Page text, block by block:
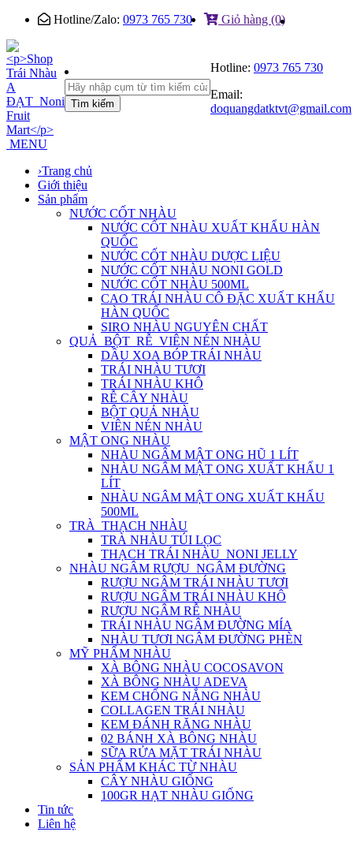
Hotline/Zalo: 0973 765 730 Giỏ hàng (0)
Tìm kiếm
Hotline: 0973 765 730
Email:
doquangdatktvt@gmail.com
MENU
›Trang chủ
Giới thiệu
Sản phẩm
NƯỚC CỐT NHÀU
NƯỚC CỐT NHÀU XUẤT KHẨU HÀN
QUỐC
NƯỚC CỐT NHÀU DƯỢC LIỆU
NƯỚC CỐT NHÀU NONI GOLD
NƯỚC CỐT NHÀU 500ML
CAO TRÁI NHÀU CÔ ĐẶC XUẤT KHẨU
HÀN QUỐC
SIRO NHÀU NGUYÊN CHẤT
QUẢ_BỘT_RỄ_VIÊN NÉN NHÀU
DẦU XOA BÓP TRÁI NHÀU
TRÁI NHÀU TƯƠI
TRÁI NHÀU KHÔ
RỄ CÂY NHÀU
BỘT QUẢ NHÀU
VIÊN NÉN NHÀU
MẬT ONG NHÀU
NHÀU NGÂM MẬT ONG HŨ 1 LÍT
NHÀU NGÂM MẬT ONG XUẤT KHẨU 1
LÍT
NHÀU NGÂM MẬT ONG XUẤT KHẨU
500ML
TRÀ_THẠCH NHÀU
TRÀ NHÀU TÚI LỌC
THẠCH TRÁI NHÀU_NONI JELLY
NHÀU NGÂM RƯỢU_NGÂM ĐƯỜNG
RƯỢU NGÂM TRÁI NHÀU TƯƠI
RƯỢU NGÂM TRÁI NHÀU KHÔ
RƯỢU NGÂM RỄ NHÀU
TRÁI NHÀU NGÂM ĐƯỜNG MÍA
NHÀU TƯƠI NGÂM ĐƯỜNG PHÈN
MỸ PHẨM NHÀU
XÀ BÔNG NHÀU COCOSAVON
XÀ BÔNG NHÀU ADEVA
KEM CHỐNG NẮNG NHÀU
COLLAGEN TRÁI NHÀU
KEM ĐÁNH RĂNG NHÀU
02 BÁNH XÀ BÔNG NHÀU
SỮA RỬA MẶT TRÁI NHÀU
SẢN PHẨM KHÁC TỪ NHÀU
CÂY NHÀU GIỐNG
100GR HẠT NHÀU GIỐNG
Tin tức
Liên hệ